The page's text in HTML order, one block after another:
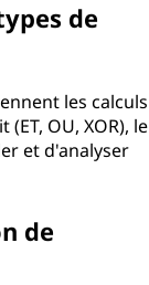
de
les calculs
OU, XOR), le
et d'analyser
de